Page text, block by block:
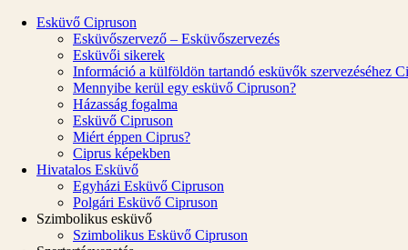
Esküvő Cipruson
Esküvőszervező – Esküvőszervezés
Esküvői sikerek
Információ a külföldön tartandó esküvők szervezéséhez
Mennyibe kerül egy esküvő Cipruson?
Házasság fogalma
Esküvő Cipruson
Miért éppen Ciprus?
Ciprus képekben
Hivatalos Esküvő
Egyházi Esküvő Cipruson
Polgári Esküvő Cipruson
Szimbolikus esküvő
Szimbolikus Esküvő Cipruson